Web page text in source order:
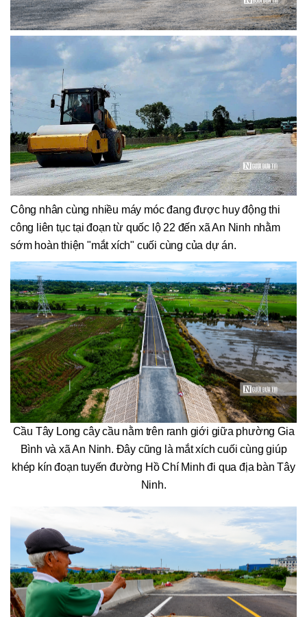
Công nhân cùng nhiều máy móc đang được huy động thi
công liên tục tại đoạn từ quốc lộ 22 đến xã An Ninh nhằm
sớm hoàn thiện "mắt xích" cuối cùng của dự án.
Cầu Tây Long cây cầu nằm trên ranh giới giữa phường Gia
Bình và xã An Ninh. Đây cũng là mắt xích cuối cùng giúp
khép kín đoạn tuyến đường Hồ Chí Minh đi qua địa bàn Tây
Ninh.